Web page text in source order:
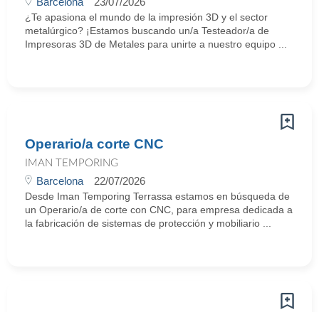
¿Te apasiona el mundo de la impresión 3D y el sector
metalúrgico? ¡Estamos buscando un/a Testeador/a de
Impresoras 3D de Metales para unirte a nuestro equipo ...
Operario/a corte CNC
IMAN TEMPORING
Barcelona 22/07/2026
Desde Iman Temporing Terrassa estamos en búsqueda de
un Operario/a de corte con CNC, para empresa dedicada a
la fabricación de sistemas de protección y mobiliario ...